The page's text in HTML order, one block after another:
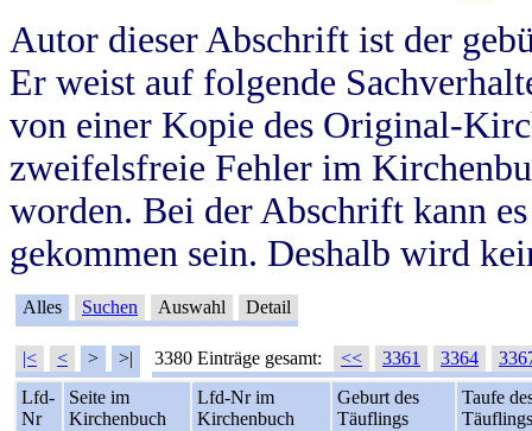
Autor dieser Abschrift ist der
Er weist auf folgende
von einer Kopie des Original-
zweifelsfreie Fehler im
worden. Bei der Abschrift kann
gekommen sein. Deshalb wird
Alles Suchen Auswahl Detail
|< < > >| 3380 Einträge gesamt: << 3361 3364
Lfd-
Nr
Seite im
Kirchenbuch
Lfd-Nr im
Kirchenbuch
Geburt des
Täuflings
Taufe
Täuflings